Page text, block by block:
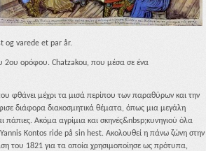
og varede et par år.
2ου ορόφου. Chatzakou, που μέσα σε ένα
φθάνει μέχρι τα μισά περίπου των παραθύρων και την
διάφορα διακοσμητικά θέματα, όπως μια μεγάλη
πάπιες. Ακόμα αγρίμια και σκηνές&nbsp;κυνηγιού όλα
Kontos ride på sin hest. Ακολουθεί η πάνω ζώνη στην
του 1821 για τα οποία χρησιμοποίησε ως πρότυπα,